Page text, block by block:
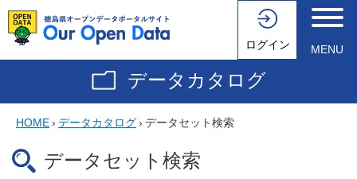
ログイン MENU
データカタログ
HOME› データカタログ› データセット検索
データセット検索